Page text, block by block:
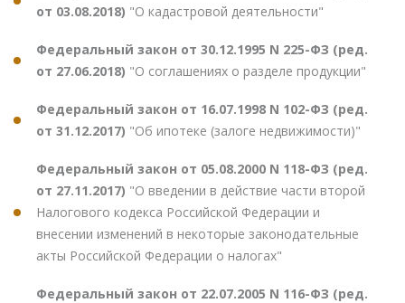
от 03.08.2018) "О кадастровой деятельности"
Федеральный закон от 30.12.1995 N 225-ФЗ (ред.
от 27.06.2018) "О соглашениях о разделе продукции"
Федеральный закон от 16.07.1998 N 102-ФЗ (ред.
от 31.12.2017) "Об ипотеке (залоге недвижимости)"
Федеральный закон от 05.08.2000 N 118-ФЗ (ред.
от 27.11.2017) "О введении в действие части второй
Налогового кодекса Российской Федерации и
внесении изменений в некоторые законодательные
акты Российской Федерации о налогах"
Федеральный закон от 22.07.2005 N 116-ФЗ (ред.